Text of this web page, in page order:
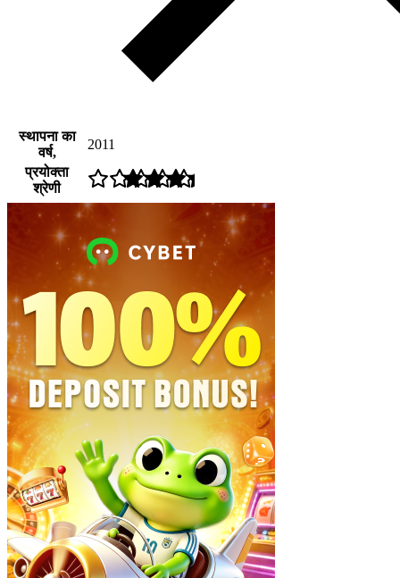
स्थापना का
वर्ष,
2011
प्रयोक्ता
श्रेणी